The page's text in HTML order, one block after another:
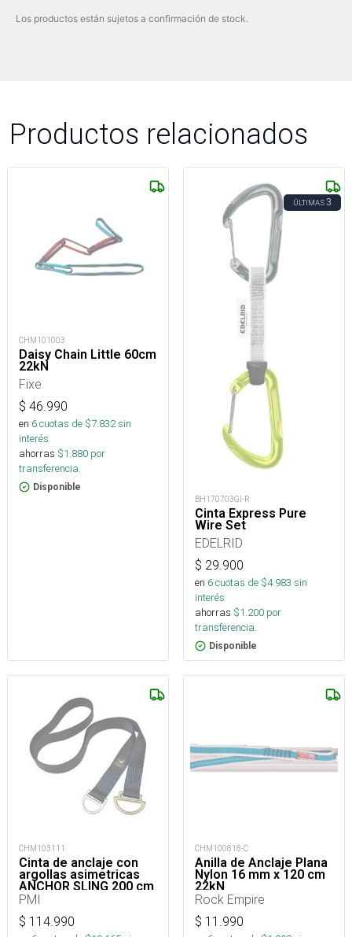
Los productos están sujetos a confirmación de stock.
Productos relacionados
CHM101003
Daisy Chain Little 60cm
22kN
Fixe
$ 46.990
en 6cuotas de $7.832sin
interés
ahorras $1.880 por
transferencia.
Disponible
ÚLTIMAS3
BH170703GI-R
Cinta Express Pure
Wire Set
EDELRID
$ 29.900
en 6cuotas de $4.983 sin
interés
ahorras $1.200 por
transferencia.
Disponible
CHM103111
Cinta de anclaje con
argollas asimetricas
ANCHOR SLING 200 cm
26.1kN
PMI
$ 114.990
CHM100818-C
Anilla de Anclaje Plana
Nylon 16 mm x 120 cm
22kN
Rock Empire
$ 11.990